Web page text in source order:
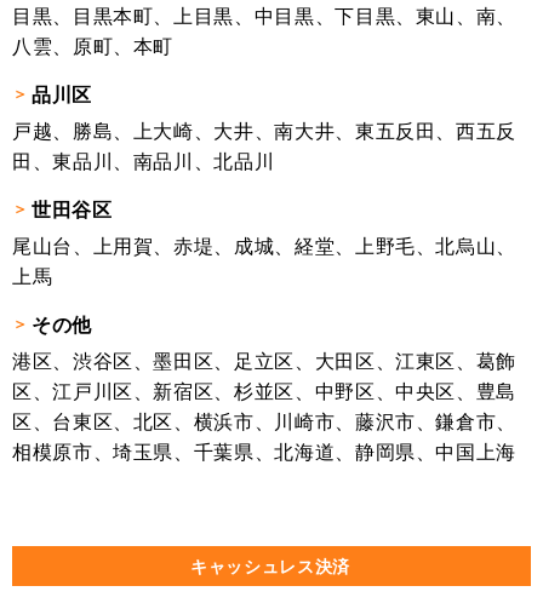
目黒、目黒本町、上目黒、中目黒、下目黒、東山、南、
八雲、原町、本町
品川区
戸越、勝島、上大崎、大井、南大井、東五反田、西五反
田、東品川、南品川、北品川
世田谷区
尾山台、上用賀、赤堤、成城、経堂、上野毛、北烏山、
上馬
その他
港区、渋谷区、墨田区、足立区、大田区、江東区、葛飾
区、江戸川区、新宿区、杉並区、中野区、中央区、豊島
区、台東区、北区、横浜市、川崎市、藤沢市、鎌倉市、
相模原市、埼玉県、千葉県、北海道、静岡県、中国上海
キャッシュレス決済